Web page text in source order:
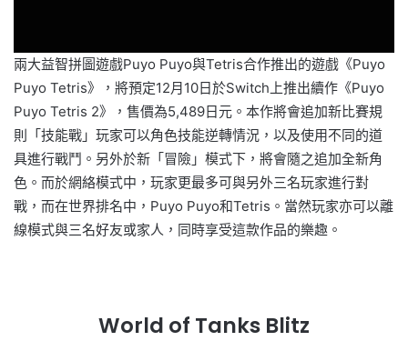
兩大益智拼圖遊戲Puyo Puyo與Tetris合作推出的遊戲《Puyo
Puyo Tetris》，將預定12月10日於Switch上推出續作《Puyo
Puyo Tetris 2》，售價為5,489日元。本作將會追加新比賽規
則「技能戰」玩家可以角色技能逆轉情況，以及使用不同的道
具進行戰鬥。另外於新「冒險」模式下，將會隨之追加全新角
色。而於網絡模式中，玩家更最多可與另外三名玩家進行對
戰，而在世界排名中，Puyo Puyo和Tetris。當然玩家亦可以離
線模式與三名好友或家人，同時享受這款作品的樂趣。
World of Tanks Blitz